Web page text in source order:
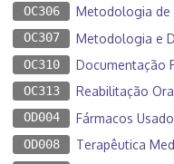
OC306 Metodologia de
OC307 Metodologia e
OC310 Documentação
OC313 Reabilitação
OD004 Fármacos Usados
OD008 Terapêutica